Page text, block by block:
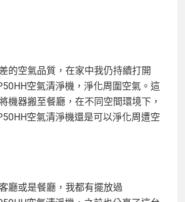
的空氣品質，在家中我仍持續打開
空氣清淨機，淨化周圍空氣。這
機器搬至餐廳，在不同空間環境下，
空氣清淨機還是可以淨化周遭空
廳或是餐廳，我都有擺放過